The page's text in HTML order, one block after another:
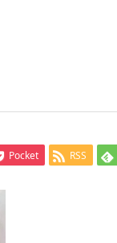
Pocket RSS